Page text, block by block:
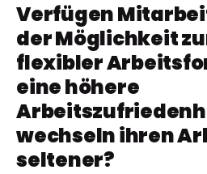
Verfügen
der Möglichkeit
flexibler
eine höhere
wechseln ihren
seltener?